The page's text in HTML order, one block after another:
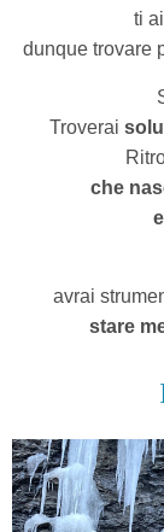
ti
dunque trovare
Troverai
che
avrai
stare